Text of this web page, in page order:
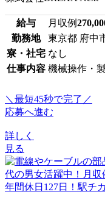
給与 月収例
勤務地
東京都 府中
寮・社宅 なし
仕事内容 機械操作・
＼最短45秒で完了／
応募へ進む
詳しく
見る